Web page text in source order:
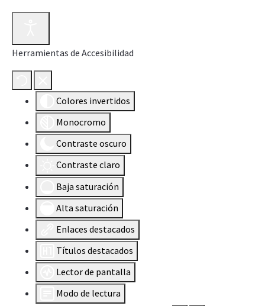
Herramientas de Accesibilidad
Colores invertidos
Monocromo
Contraste oscuro
Contraste claro
Baja saturación
Alta saturación
Enlaces destacados
Títulos destacados
Lector de pantalla
Modo de lectura